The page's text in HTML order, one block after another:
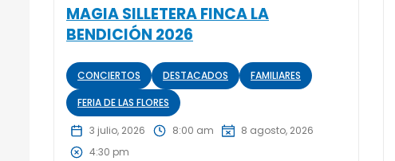
MAGIA SILLETERA FINCA LA
BENDICIÓN 2026
CONCIERTOS DESTACADOS
FAMILIARES
FERIA DE LAS FLORES
3 julio, 2026 8:00 am
8 agosto, 2026
4:30 pm